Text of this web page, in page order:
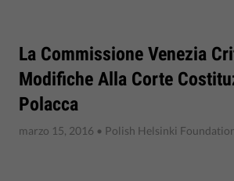
La Commissione Venezia
Modifiche Alla Corte
Polacca
marzo 15, 2016 • Polish Helsinki